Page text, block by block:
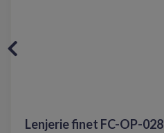
Lenjerie finet FC-OP-028